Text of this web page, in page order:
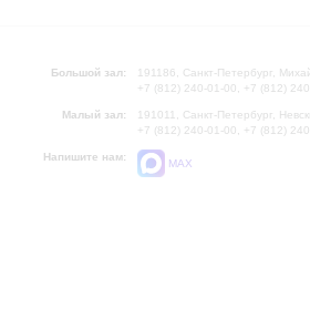
Большой зал:
191186, Санкт-Петербург,
+7 (812) 240-01-00, +7 (812)
Малый зал:
191011, Санкт-Петербург,
+7 (812) 240-01-00, +7 (812)
Напишите нам:
MAX